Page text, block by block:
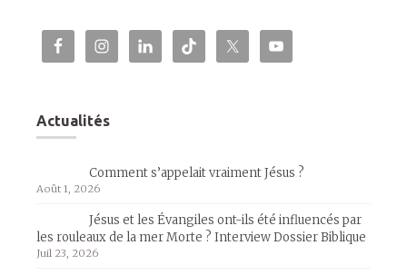
Actualités
Comment s’appelait vraiment Jésus ?
Août 1, 2026
Jésus et les Évangiles ont-ils été influencés par
les rouleaux de la mer Morte ? Interview Dossier Biblique
Juil 23, 2026